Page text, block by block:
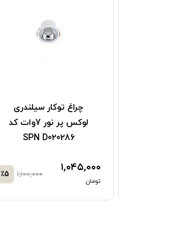
چراغ توکار سیلندری
لوکس پر نور 7وات کد
SPN D020286
۱,۰۴۵,۰۰۰
تومان
۱,۱۰۰,۰۰۰ ٪5